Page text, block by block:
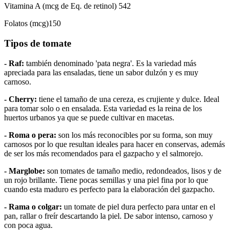
Vitamina A (mcg de Eq. de retinol) 542
Folatos (mcg)150
Tipos de tomate
- Raf: también denominado 'pata negra'. Es la variedad más
apreciada para las ensaladas, tiene un sabor dulzón y es muy
carnoso.
- Cherry: tiene el tamaño de una cereza, es crujiente y dulce. Ideal
para tomar solo o en ensalada. Esta variedad es la reina de los
huertos urbanos ya que se puede cultivar en macetas.
- Roma o pera: son los más reconocibles por su forma, son muy
carnosos por lo que resultan ideales para hacer en conservas, además
de ser los más recomendados para el gazpacho y el salmorejo.
- Marglobe: son tomates de tamaño medio, redondeados, lisos y de
un rojo brillante. Tiene pocas semillas y una piel fina por lo que
cuando esta maduro es perfecto para la elaboración del gazpacho.
- Rama o colgar: un tomate de piel dura perfecto para untar en el
pan, rallar o freír descartando la piel. De sabor intenso, carnoso y
con poca agua.